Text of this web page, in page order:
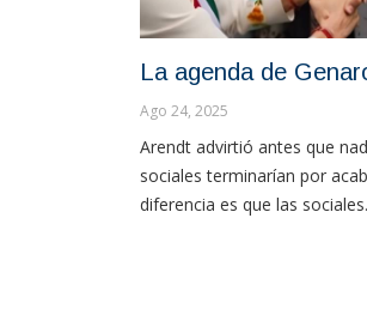
La agenda de
Ago 24, 2025
Arendt advirtió antes que
sociales terminarían por
diferencia es que las